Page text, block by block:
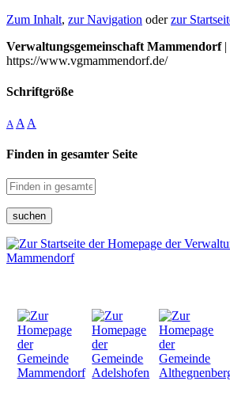
Zum Inhalt, zur Navigation oderzur
Verwaltungsgemeinschaft Mammendorf|
https://www.vgmammendorf.de/
Schriftgröße
A A A
Finden in gesamter Seite
suchen